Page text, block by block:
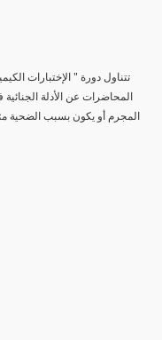
تتناول دورة " الإختبارات
المحاضرات عن الأدلة
المجرم أو يكون بسبب الضحية